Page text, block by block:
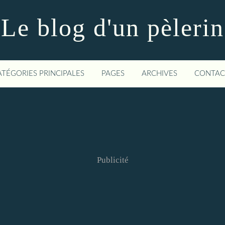
Le blog d'un pèlerin
PRINCIPALES PAGES ARCHIVES
Publicité